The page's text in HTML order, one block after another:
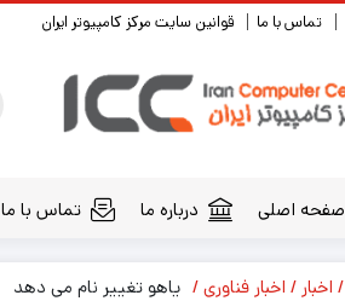
تماس با ما قوانین سایت مرکز کامپیوتر ایران
صفحه اصلی درباره ما تماس با ما
اخبار اخبار فناوری یاهو تغییر نام می دهد